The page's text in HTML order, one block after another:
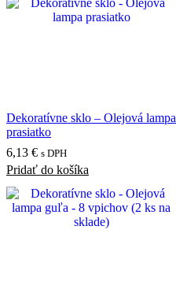
Dekoratívne sklo – Olejová lampa
prasiatko
6,13 € s DPH
Pridať do košíka